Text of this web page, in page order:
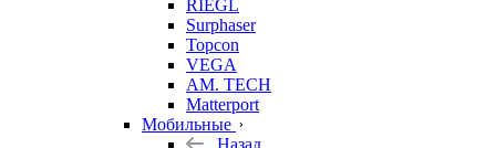
RIEGL
Surphaser
Topcon
VEGA
AM. TECH
Matterport
Мобильные
Назад